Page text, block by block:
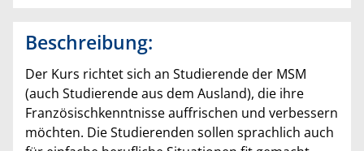
Beschreibung:
Der Kurs richtet sich an Studierende der MSM
(auch Studierende aus dem Ausland), die ihre
Französischkenntnisse auffrischen und verbessern
möchten. Die Studierenden sollen sprachlich auch